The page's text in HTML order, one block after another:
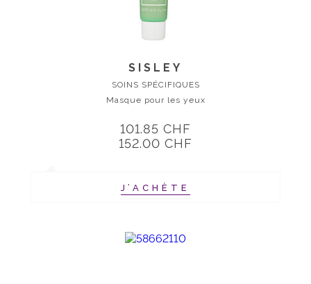
SISLEY
SOINS SPÉCIFIQUES
Masque pour les yeux
101.85 CHF
152.00 CHF
J’ACHÈTE